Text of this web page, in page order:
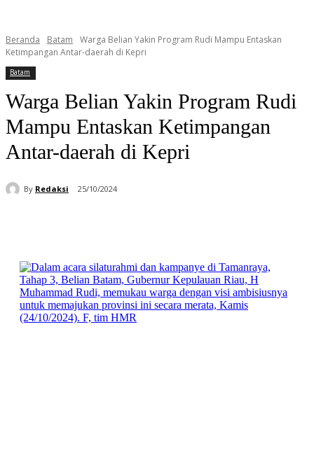
Beranda Batam
Warga Belian Yakin Program Rudi Mampu Entaskan
Ketimpangan Antar-daerah di Kepri
Batam
Warga Belian Yakin Program Rudi
Mampu Entaskan Ketimpangan
Antar-daerah di Kepri
By Redaksi 25/10/2024